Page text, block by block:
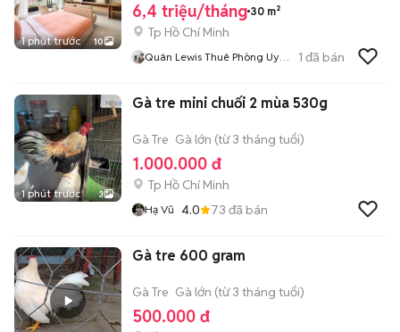
1 phút trước 10
6,4 triệu/tháng 30 m²
Tp Hồ Chí Minh
Quân Lewis Thuê Phòng Uy
1 đã bán
1 phút trước 3
Gà tre mini chuối 2 mùa 530g
Gà Tre Gà lớn (từ 3 tháng tuổi)
1.000.000 đ
Tp Hồ Chí Minh
Hạ Vũ 4.0 73 đã bán
Gà tre 600 gram
Gà Tre Gà lớn (từ 3 tháng tuổi)
500.000 đ